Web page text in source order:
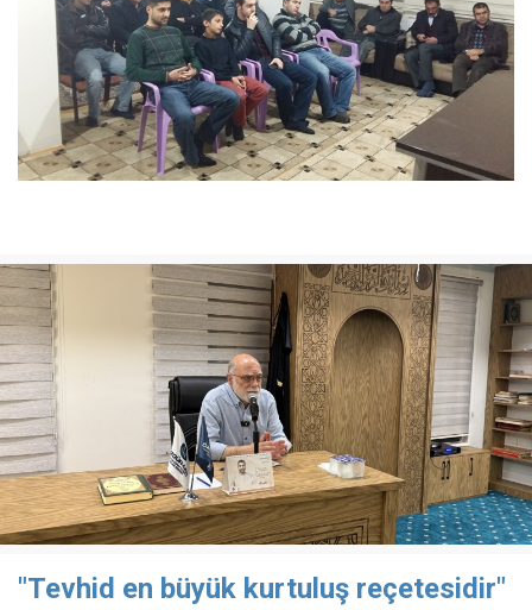
"Tevhid en büyük kurtuluş reçetesidir"